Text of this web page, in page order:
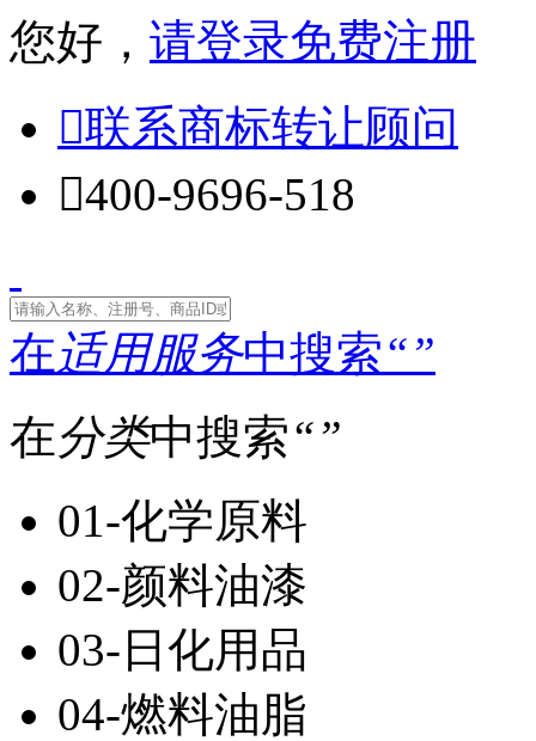
您好， 请登录免费注册
联系商标转让顾问
400-9696-518
在适用服务中搜索“”
在分类中搜索“”
01-化学原料
02-颜料油漆
03-日化用品
04-燃料油脂